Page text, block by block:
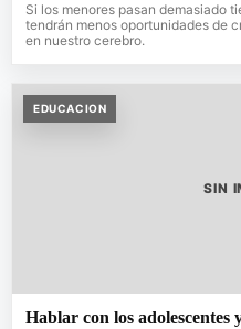
Si los menores pasan demasiado
tendrán menos oportunidades de
en nuestro cerebro.
EDUCACION
SIN
Hablar con los adolescentes